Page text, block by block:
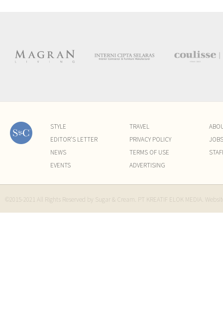
STYLE
EDITOR'S LETTER
NEWS
EVENTS
TRAVEL
PRIVACY POLICY
TERMS OF USE
ADVERTISING
JOBS
©2015-2021 All Rights Reserved by Sugar & Cream. PT KREATIF ELOK MEDIA.